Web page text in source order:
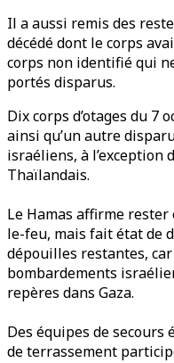
Il a aussi remis des
décédé dont le corps
corps non identifié qui
portés disparus.
Dix corps d’otages du 7
ainsi qu’un autre
israéliens, à l’exception
Thaïlandais.
Le Hamas affirme rester
le-feu, mais fait état de
dépouilles restantes,
bombardements
repères dans Gaza.
Des équipes de secours
de terrassement